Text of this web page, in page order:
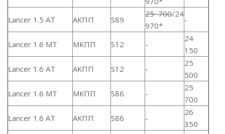
Lancer 1.5 AT АКПП S89
25 700/24
970*
-
Lancer 1.6 MT МКПП S12 -
24
150
Lancer 1.6 AT
АКПП S12 -
25
500
Lancer 1.6 MT
МКПП S86 -
25
700
Lancer 1.6 AT
АКПП S86 -
26
350